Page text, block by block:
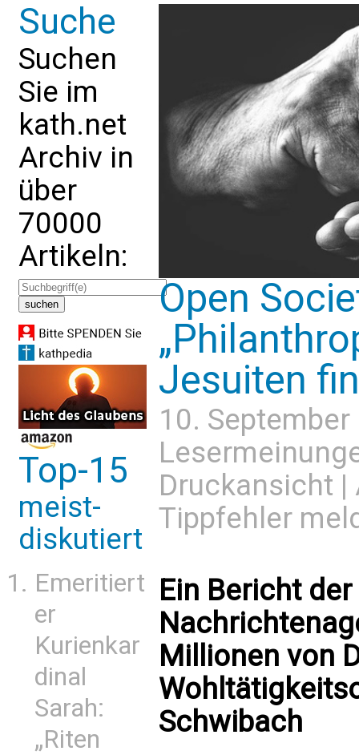
Suche
Suchen
Sie im
kath.net
Archiv in
über
70000
Artikeln:
Top-15
meist-
diskutiert
Emeritiert
er
Kurienkar
dinal
Sarah:
„Riten
Open
Jesuiten
10.
Druckansicht |
Tippfehler
Ein Bericht
Millionen von
Schwibach